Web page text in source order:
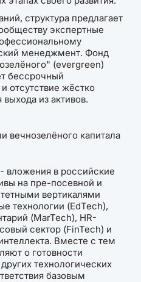
структура предлагает
экспертные
менеджмент. Фонд
(evergreen)
бессрочный
отсутствие жёстко
из активов.
вложения в российские
на пре-посевной и
вертикалями
технологии (EdTech),
(MarTech), HR-
сектор (FinTech) и
Вместе с тем
о готовности
технологических
базовым